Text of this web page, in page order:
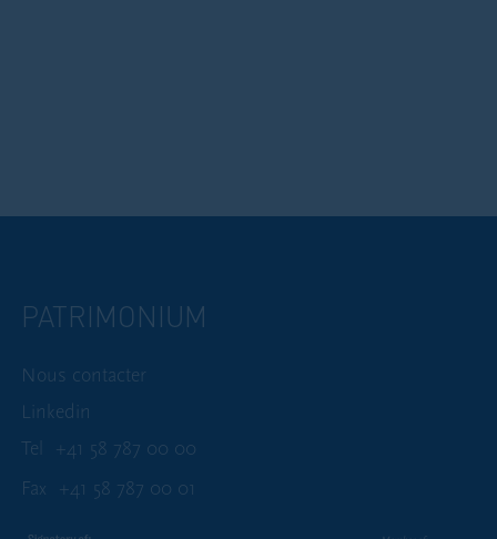
PATRIMONIUM
Nous contacter
Linkedin
Tel
+41 58 787 00 00
Fax
+41 58 787 00 01